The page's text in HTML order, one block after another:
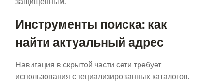
Инструменты поиска: как
найти актуальный адрес
Навигация в скрытой части сети требует
использования специализированных каталогов.